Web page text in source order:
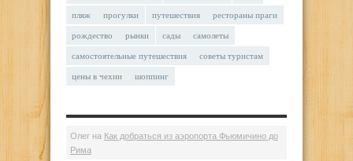
пляж прогулки путешествия рестораны праги
рождество рынки сады самолеты
самостоятельные путешествия советы туристам
цены в чехии шоппинг
Олег на Как добраться из аэропорта Фьюмичино до
Рима